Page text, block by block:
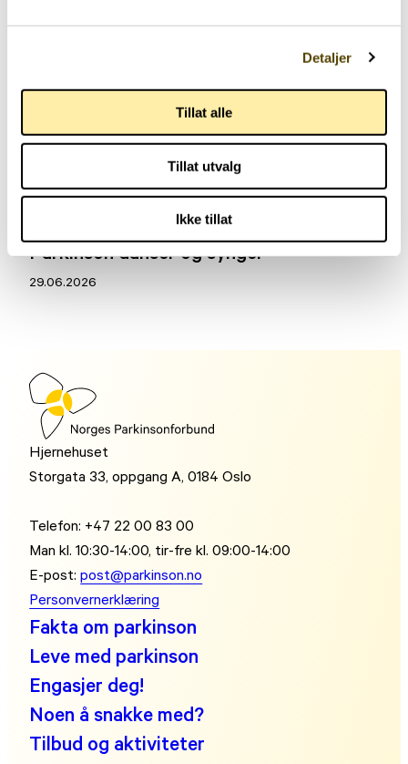
Detaljer
Tillat alle
Tillat utvalg
Ikke tillat
Aktuelt
Parkinson danser og synger
29.06.2026
Hjernehuset
Storgata 33, oppgang A, 0184 Oslo
Telefon: +47 22 00 83 00
Man kl. 10:30-14:00, tir-fre kl. 09:00-14:00
E-post:post@parkinson.no
Personvernerklæring
Fakta om parkinson
Leve med parkinson
Engasjer deg!
Noen å snakke med?
Tilbud og aktiviteter